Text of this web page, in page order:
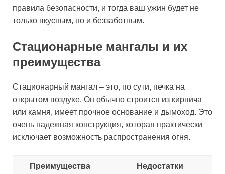
правила безопасности, и тогда ваш ужин будет не
только вкусным, но и беззаботным.
Стационарные мангалы и их
преимущества
Стационарный мангал – это, по сути, печка на
открытом воздухе. Он обычно строится из кирпича
или камня, имеет прочное основание и дымоход. Это
очень надежная конструкция, которая практически
исключает возможность распространения огня.
Преимущества
Недостатки